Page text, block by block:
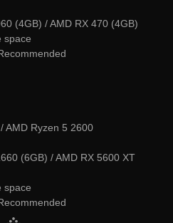
(4GB) / AMD RX 470 (4GB)
space
AMD Ryzen 5 2600
(6GB) / AMD RX 5600 XT
space